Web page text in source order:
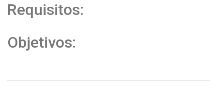
Requisitos:
Objetivos: